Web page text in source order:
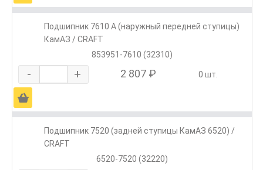
Подшипник 7610 А (наружный передней ступицы)
КамАЗ / CRAFT
853951-7610 (32310)
- + 2 807 ₽ 0 шт.
Ä
Подшипник 7520 (задней ступицы КамАЗ 6520) /
CRAFT
6520-7520 (32220)